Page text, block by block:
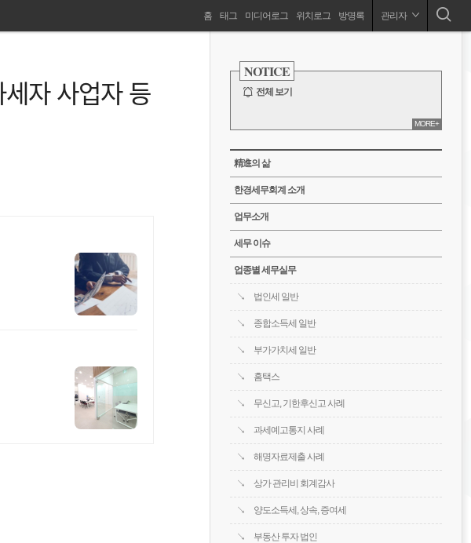
홈 태그 미디어로그 위치로그 방명록 관리자
자 사업자 등
NOTICE
전체 보기
MORE+
CATEGORY
精進의 삶
한경세무회계 소개
업무소개
세무 이슈
업종별 세무실무
법인세 일반
종합소득세 일반
부가가치세 일반
홈택스
무신고, 기한후신고 사례
과세예고통지 사례
해명자료제출 사례
상가 관리비 회계감사
양도소득세, 상속, 증여세
부동산 투자 법인